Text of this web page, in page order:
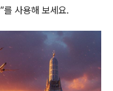
를 사용해 보세요.